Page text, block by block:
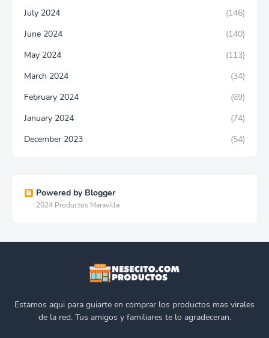
July 2024
(146)
June 2024
(140)
May 2024
(113)
March 2024
(34)
February 2024
(69)
January 2024
(74)
December 2023
(54)
Powered by Blogger
2024 Productos Maravilla
Estamos aqui para guiarte en comprar los productos mas virales
de la red. Tus amigos y familiares te lo agradeceran.